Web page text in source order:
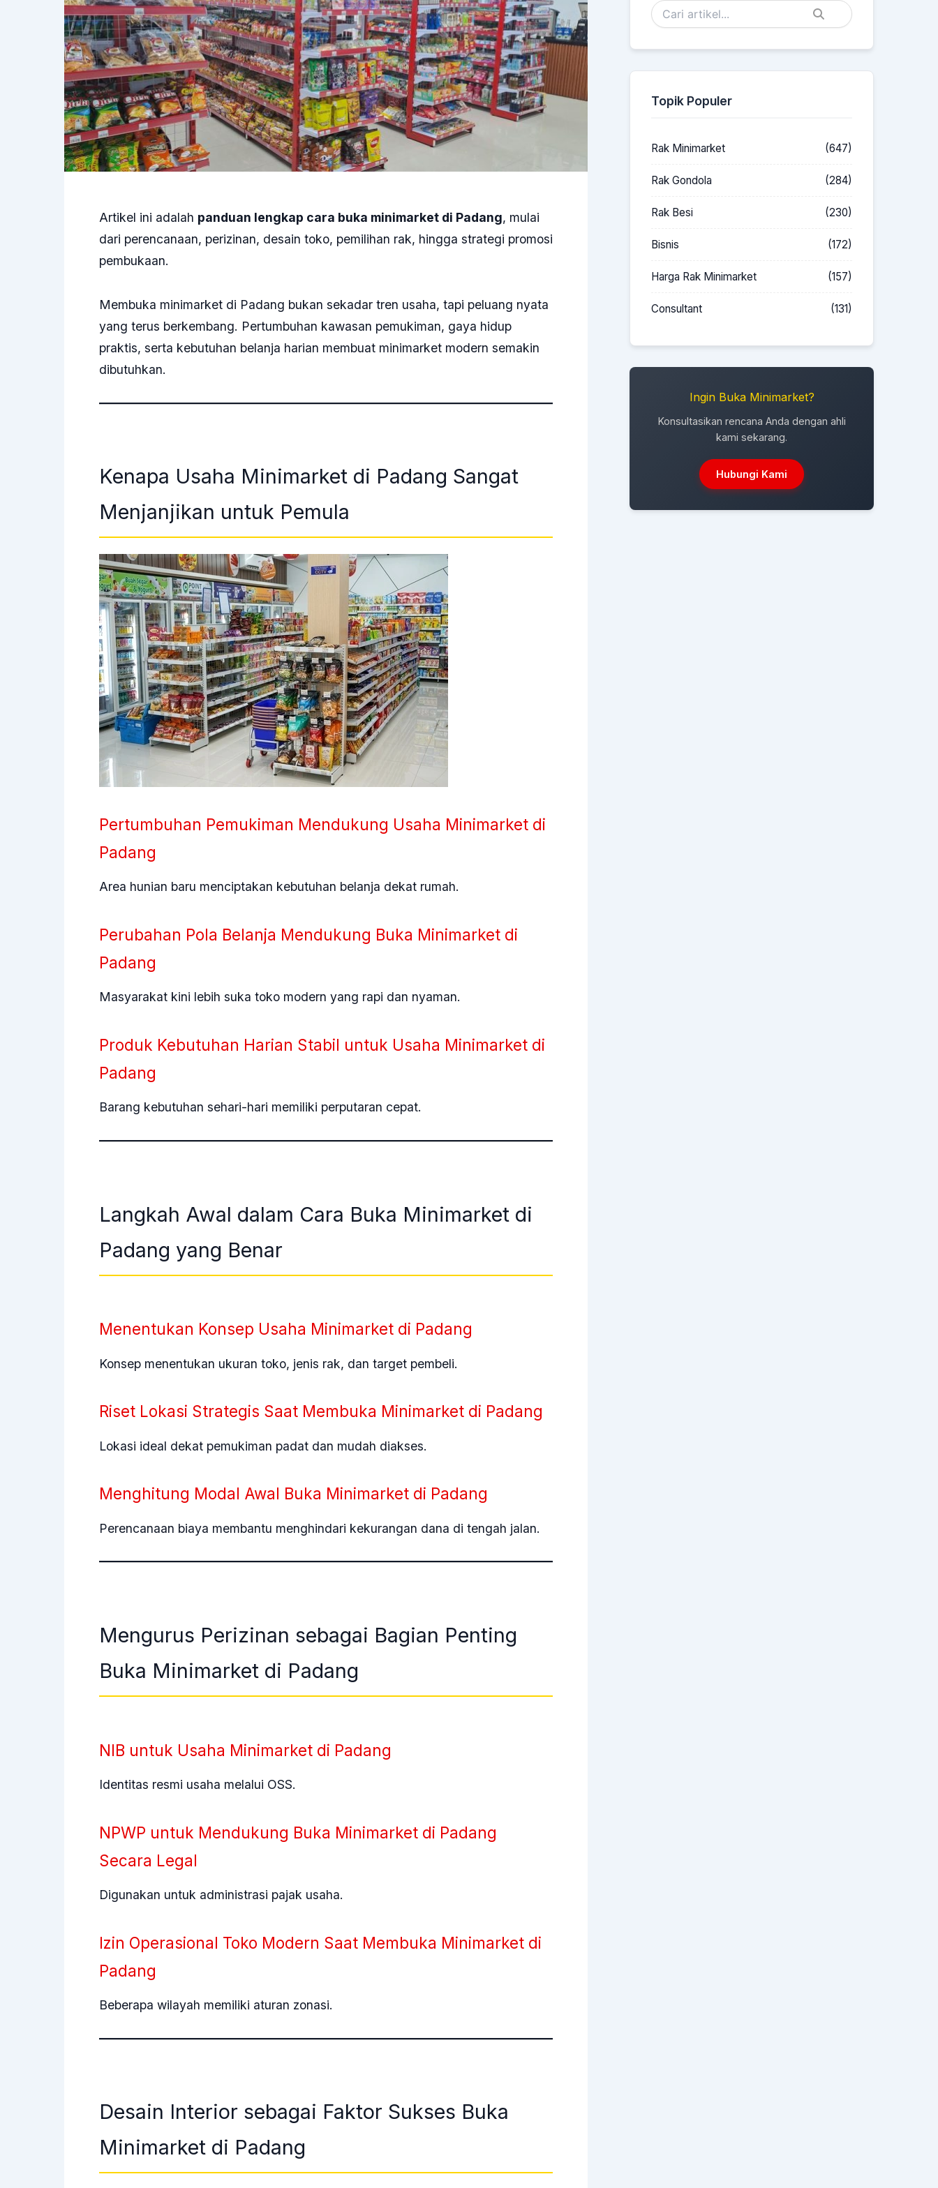
Artikel ini adalah panduan lengkap cara buka minimarket di Padang, mulai
dari perencanaan, perizinan, desain toko, pemilihan rak, hingga strategi promosi
pembukaan.
Membuka minimarket di Padang bukan sekadar tren usaha, tapi peluang nyata
yang terus berkembang. Pertumbuhan kawasan pemukiman, gaya hidup
praktis, serta kebutuhan belanja harian membuat minimarket modern semakin
dibutuhkan.
Kenapa Usaha Minimarket di Padang Sangat
Menjanjikan untuk Pemula
Pertumbuhan Pemukiman Mendukung Usaha Minimarket di
Padang
Area hunian baru menciptakan kebutuhan belanja dekat rumah.
Perubahan Pola Belanja Mendukung Buka Minimarket di
Padang
Masyarakat kini lebih suka toko modern yang rapi dan nyaman.
Produk Kebutuhan Harian Stabil untuk Usaha Minimarket di
Padang
Barang kebutuhan sehari-hari memiliki perputaran cepat.
Langkah Awal dalam Cara Buka Minimarket di
Padang yang Benar
Menentukan Konsep Usaha Minimarket di Padang
Konsep menentukan ukuran toko, jenis rak, dan target pembeli.
Riset Lokasi Strategis Saat Membuka Minimarket di Padang
Lokasi ideal dekat pemukiman padat dan mudah diakses.
Menghitung Modal Awal Buka Minimarket di Padang
Perencanaan biaya membantu menghindari kekurangan dana di tengah jalan.
Mengurus Perizinan sebagai Bagian Penting
Buka Minimarket di Padang
NIB untuk Usaha Minimarket di Padang
Identitas resmi usaha melalui OSS.
NPWP untuk Mendukung Buka Minimarket di Padang
Secara Legal
Digunakan untuk administrasi pajak usaha.
Izin Operasional Toko Modern Saat Membuka Minimarket di
Padang
Beberapa wilayah memiliki aturan zonasi.
Desain Interior sebagai Faktor Sukses Buka
Minimarket di Padang
Topik Populer
Rak Minimarket (647)
Rak Gondola (284)
Rak Besi (230)
Bisnis (172)
Harga Rak Minimarket (157)
Consultant (131)
Ingin Buka Minimarket?
Konsultasikan rencana Anda dengan ahli
kami sekarang.
Hubungi Kami